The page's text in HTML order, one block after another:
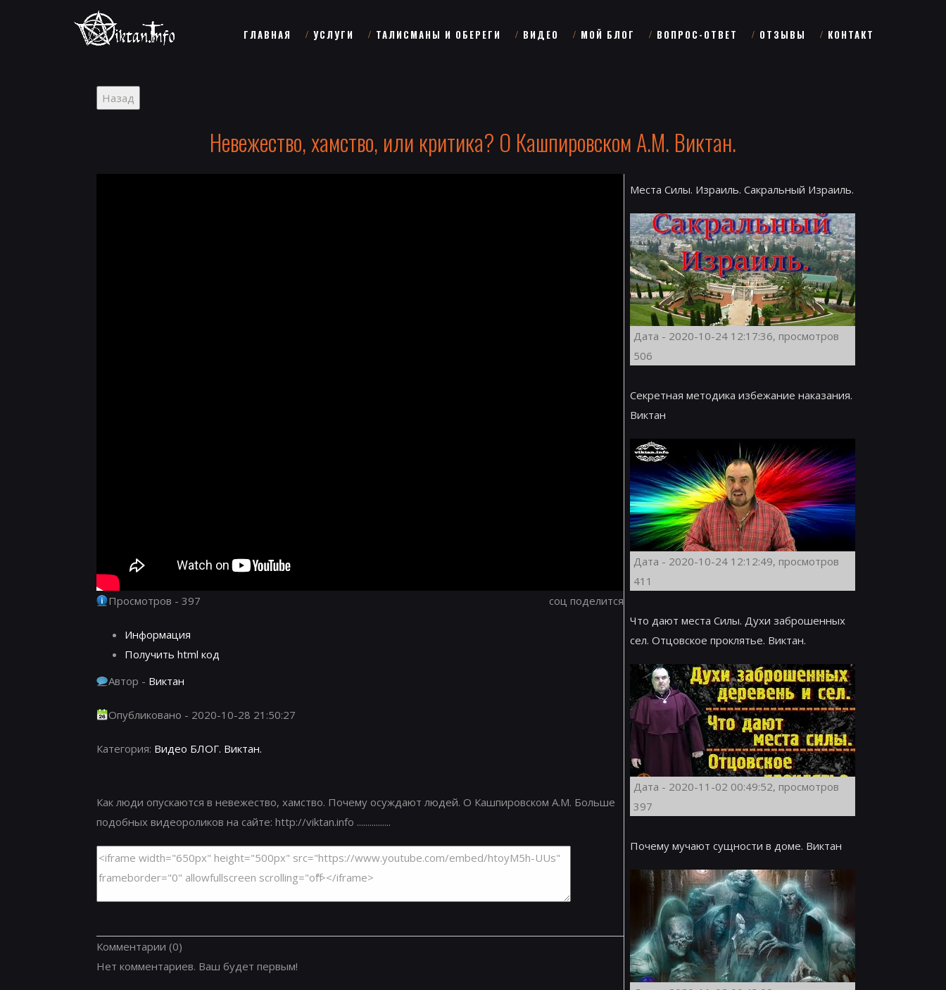
ГЛАВНАЯ УСЛУГИ ТАЛИСМАНЫ И ОБЕРЕГИ ВИДЕО МОЙ БЛОГ ВОПРОС-ОТВЕТ ОТЗЫВЫ КОНТАКТ
Невежество, хамство, или критика? О Кашпировском А.М. Виктан.
Просмотров - 397 соц поделится
Информация
Получить html код
Автор - Виктан
Опубликовано - 2020-10-28 21:50:27
Категория: Видео БЛОГ. Виктан.
Как люди опускаются в невежество, хамство. Почему осуждают людей. О Кашпировском А.М. Больше
подобных видеороликов на сайте: http://viktan.info ................
Комментарии (0)
Нет комментариев. Ваш будет первым!
Места Силы. Израиль. Сакральный Израиль.
Дата - 2020-10-24 12:17:36, просмотров
506
Секретная методика избежание наказания.
Виктан
Дата - 2020-10-24 12:12:49, просмотров
411
Что дают места Силы. Духи заброшенных
сел. Отцовское проклятье. Виктан.
Дата - 2020-11-02 00:49:52, просмотров
397
Почему мучают сущности в доме. Виктан